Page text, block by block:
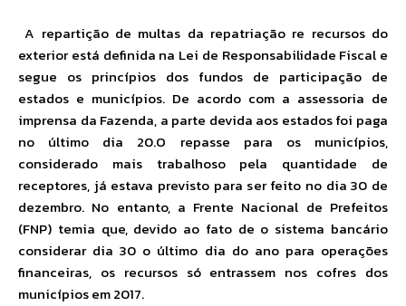
A repartição de multas da repatriação re recursos do
exterior está definida na Lei de Responsabilidade Fiscal e
segue os princípios dos fundos de participação de
estados e municípios. De acordo com a assessoria de
imprensa da Fazenda, a parte devida aos estados foi paga
no último dia 20.O repasse para os municípios,
considerado mais trabalhoso pela quantidade de
receptores, já estava previsto para ser feito no dia 30 de
dezembro. No entanto, a Frente Nacional de Prefeitos
(FNP) temia que, devido ao fato de o sistema bancário
considerar dia 30 o último dia do ano para operações
financeiras, os recursos só entrassem nos cofres dos
municípios em 2017.